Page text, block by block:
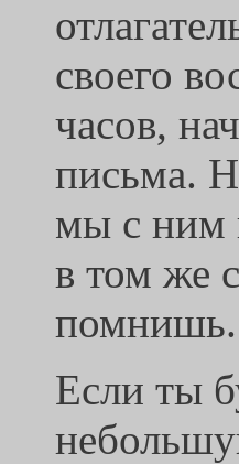
своего
часов,
письма.
мы с ним
в том же
помнишь.
Если ты